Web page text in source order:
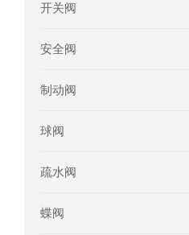
AC-
开关阀
安全阀
制动阀
球阀
疏水阀
蝶阀